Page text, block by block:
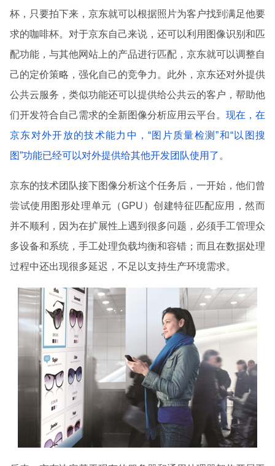
杯，只要拍下来，京东就可以根据照片为客户找到满足他要
求的咖啡杯。对于京东自己来说，还可以利用图像识别和匹
配功能，与其他网站上的产品进行匹配，京东就可以调整自
己的定价策略，强化自己的竞争力。此外，京东还对外提供
公共云服务，类似功能还可以提供给公共云的客户，帮助他
们开发符合自己需求的全新图像分析应用云平台。 现在，在
京东对外开放的技术能力中，“图片质量检测”和“以图搜
图”功能已经可以对外提供给其他开发团队使用了 。
京东的技术团队接下图像分析这个任务后，一开始，他们曾
尝试使用图形处理单元（GPU）创建特征匹配应用，然而
并不顺利，因为在扩展性上遇到很多问题，必须手工管理众
多设备和系统，手工处理负载均衡和容错；而且在数据处理
过程中还出现很多延迟，不足以支持生产环境需求。